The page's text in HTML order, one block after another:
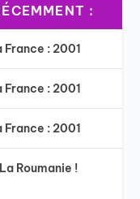
:
: 2001
: 2001
: 2001
Roumanie !